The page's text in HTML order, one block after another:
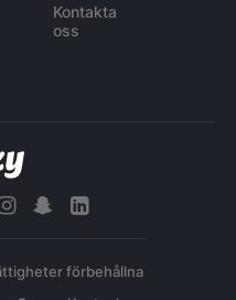
Kontakta
oss
förbehållna